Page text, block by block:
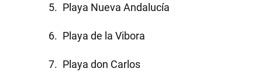
Playa Nueva Andalucía
Playa de la Vibora
Playa don Carlos